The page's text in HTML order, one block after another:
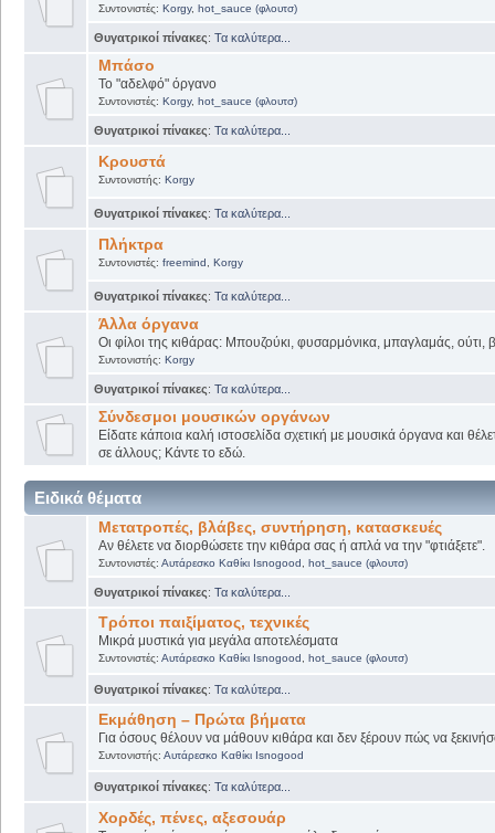
Συντονιστές: Korgy, hot_sauce (φλουτσ)
Θυγατρικοί πίνακες: Τα καλύτερα...
Μπάσο
Το "αδελφό" όργανο
Συντονιστές: Korgy, hot_sauce (φλουτσ)
Θυγατρικοί πίνακες: Τα καλύτερα...
Κρουστά
Συντονιστής: Korgy
Θυγατρικοί πίνακες: Τα καλύτερα...
Πλήκτρα
Συντονιστές: freemind Korgy
Θυγατρικοί πίνακες: Τα καλύτερα...
Άλλα όργανα
Οι φίλοι της κιθάρας: Μπουζούκι, φυσαρμόνικα, μπαγλαμάς, ούτι,
Συντονιστής: Korgy
Θυγατρικοί πίνακες: Τα καλύτερα...
Σύνδεσμοι μουσικών οργάνων
Είδατε κάποια καλή ιστοσελίδα σχετική με μουσικά όργανα και
σε άλλους; Κάντε το εδώ.
Ειδικά θέματα
Μετατροπές, βλάβες, συντήρηση, κατασκευές
Αν θέλετε να διορθώσετε την κιθάρα σας ή απλά να την "φτιάξετε".
Συντονιστές: Αυτάρεσκο Καθίκι Isnogood hot_sauce (φλουτσ)
Θυγατρικοί πίνακες: Τα καλύτερα...
Τρόποι παιξίματος, τεχνικές
Μικρά μυστικά για μεγάλα αποτελέσματα
Συντονιστές: Αυτάρεσκο Καθίκι Isnogood hot_sauce (φλουτσ)
Θυγατρικοί πίνακες: Τα καλύτερα...
Εκμάθηση – Πρώτα βήματα
Για όσους θέλουν να μάθουν κιθάρα και δεν ξέρουν πώς να
Συντονιστής: Αυτάρεσκο Καθίκι Isnogood
Θυγατρικοί πίνακες: Τα καλύτερα...
Χορδές, πένες, αξεσουάρ